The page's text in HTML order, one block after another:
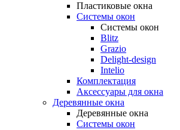
Пластиковые окна
Системы окон
Системы окон
Blitz
Grazio
Delight-design
Intelio
Комплектация
Аксессуары для окна
Деревянные окна
Деревянные окна
Системы окон